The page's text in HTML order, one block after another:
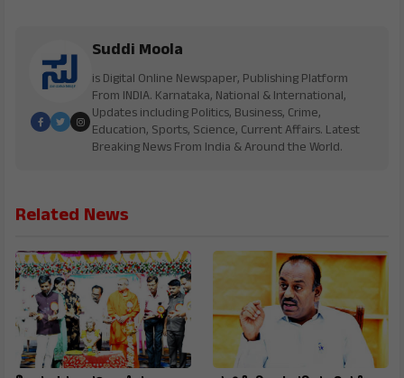
Suddi Moola
is Digital Online Newspaper, Publishing Platform
From INDIA. Karnataka, National & International,
Updates including Politics, Business, Crime,
Education, Sports, Science, Current Affairs. Latest
Breaking News From India & Around the World.
Related News